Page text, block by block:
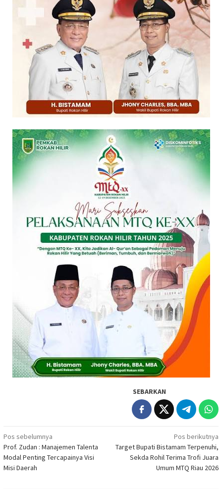
SEBARKAN
Navigasi
pos
Pos sebelumnya
Prof. Zudan : Manajemen Talenta
Modal Penting Tercapainya Visi
Misi Daerah
Pos berikutnya
Target Bupati Bistamam Terpenuhi,
Sekda Rohil Terima Trofi Juara
Umum MTQ Riau 2026